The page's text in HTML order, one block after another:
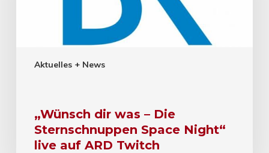
Aktuelles + News
„Wünsch dir was – Die
Sternschnuppen Space Night“
live auf ARD Twitch